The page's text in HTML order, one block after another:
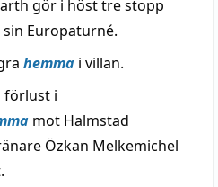
gör i höst tre stopp
Europaturné.
hemma i villan.
förlust i
mot Halmstad
Özkan Melkemichel